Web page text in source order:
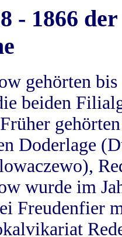
- 1866
gehörten
beiden
Doderlage
wurde im
Freudenfier